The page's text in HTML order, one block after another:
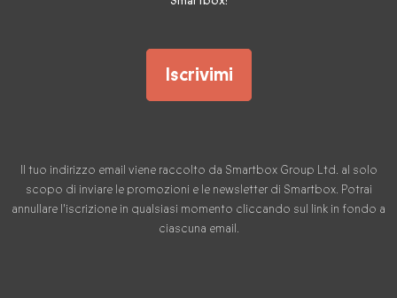
Iscrivimi
Il tuo indirizzo email viene raccolto da Smartbox Group Ltd. al solo
scopo di inviare le promozioni e le newsletter di Smartbox. Potrai
annullare l'iscrizione in qualsiasi momento cliccando sul link in fondo a
ciascuna email.